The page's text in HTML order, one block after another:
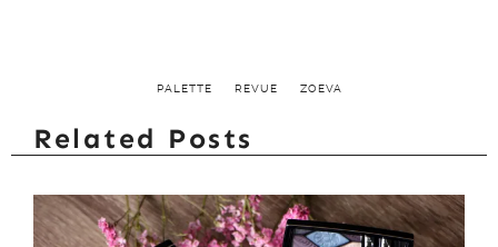
PALETTE REVUE ZOEVA
Related Posts